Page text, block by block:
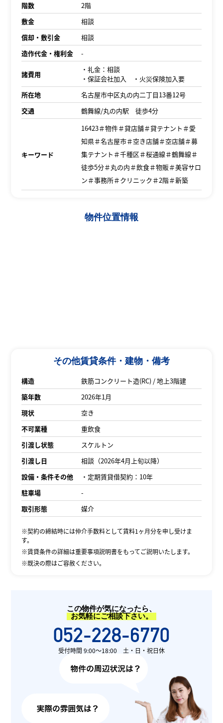
階数
2階
敷金
相談
償却・敷引金
相談
造作代金・権利金
-
諸費用
・礼金：相談
・保証会社加入 ・火災保険加入要
所在地
名古屋市中区丸の内二丁目13番12号
交通
鶴舞線/丸の内駅 徒歩4分
キーワード
16423＃物件＃貸店舗＃貸テナント＃愛
知県＃名古屋市＃空き店舗＃空店舗＃募
集テナント＃千種区＃桜通線＃鶴舞線＃
徒歩5分＃丸の内＃飲食＃物販＃美容サロ
ン＃事務所＃クリニック＃2階＃新築
物件位置情報
その他賃貸条件・建物・備考
構造
鉄筋コンクリート造(RC) / 地上3階建
築年数
2026年1月
現状
空き
不可業種
重飲食
引渡し状態
スケルトン
引渡し日
相談（2026年4月上旬以降）
設備・条件その他
・定期賃貸借契約：10年
駐車場
-
取引形態
媒介
※契約の締結時には仲介手数料として賃料1ヶ月分を申し受けま
す。
※賃貸条件の詳細は重要事項説明書をもってご説明いたします。
※既決の際はご容赦ください。
この物件が気になったら、
お気軽にご相談下さい。
052-228-6770
受付時間 9:00〜18:00 土・日・祝日休